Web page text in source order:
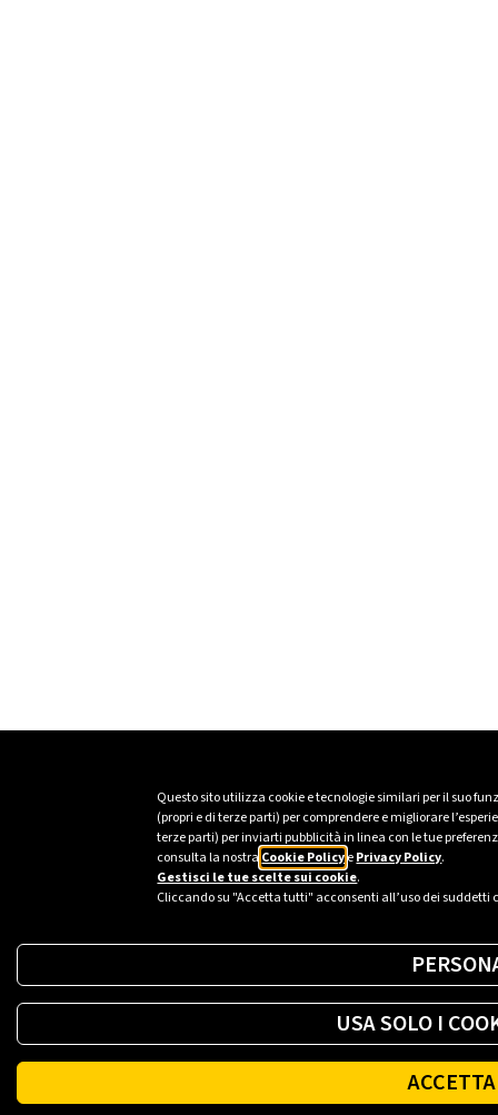
Questo sito utilizza cookie e tecnologie similari per il suo
(propri e di terze parti) per comprendere e migliorare
terze parti) per inviarti pubblicità in linea con le tue
consulta la nostra Cookie PolicyePrivacy Policy.
Gestisci le tue scelte sui cookie.
Cliccando su "Accetta tutti" acconsenti all’uso dei suddetti
USA SOLO I